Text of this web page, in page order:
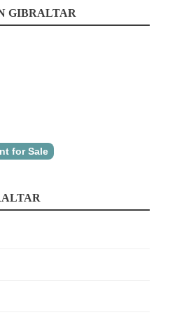
GIBRALTAR
for Sale